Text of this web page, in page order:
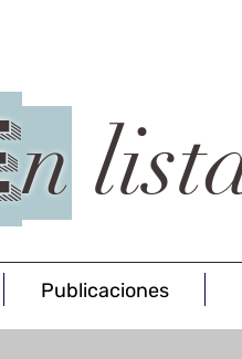
n
Publicaciones